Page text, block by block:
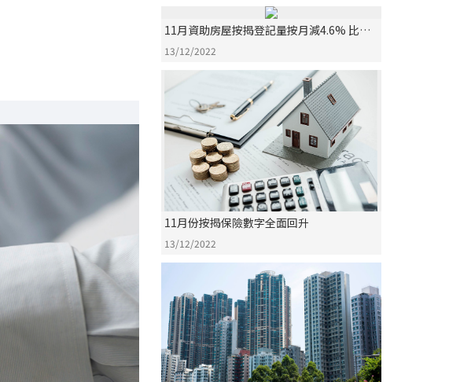
11月資助房屋按揭登記量按月減4.6% 比去
年同期跌逾五成
13/12/2022
11月份按揭保險數字全面回升
13/12/2022